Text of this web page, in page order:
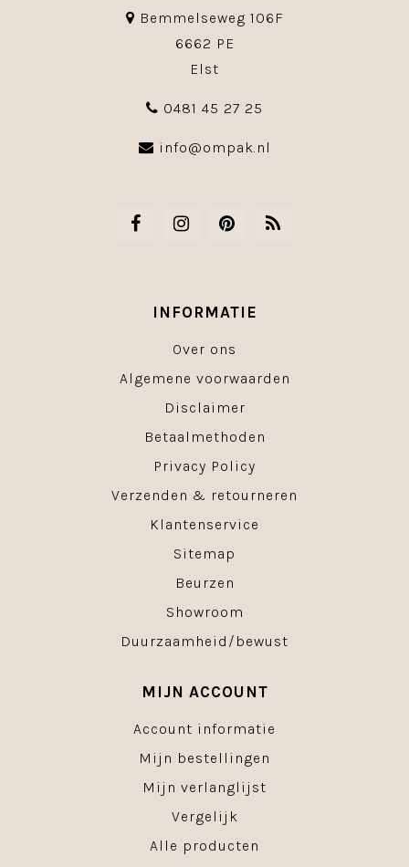
Bemmelseweg 106F
6662 PE
Elst
0481 45 27 25
info@ompak.nl
INFORMATIE
Over ons
Algemene voorwaarden
Disclaimer
Betaalmethoden
Privacy Policy
Verzenden & retourneren
Klantenservice
Sitemap
Beurzen
Showroom
Duurzaamheid/bewust
MIJN ACCOUNT
Account informatie
Mijn bestellingen
Mijn verlanglijst
Vergelijk
Alle producten